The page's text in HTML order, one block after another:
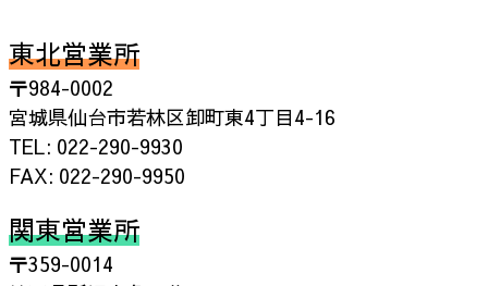
東北営業所
〒984-0002
宮城県仙台市若林区卸町東4丁目4-16
TEL: 022-290-9930
FAX: 022-290-9950
関東営業所
〒359-0014